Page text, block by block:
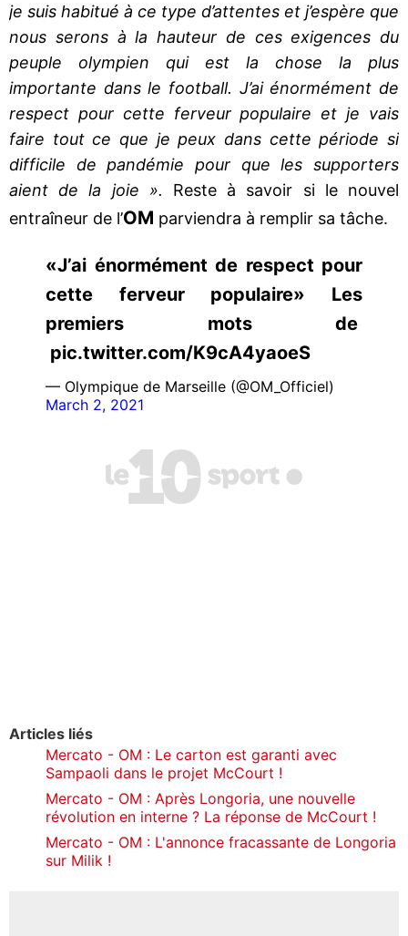
je suis habitué à ce type d’attentes et j’espère que
nous serons à la hauteur de ces exigences du
peuple olympien qui est la chose la plus
importante dans le football. J’ai énormément de
respect pour cette ferveur populaire et je vais
faire tout ce que je peux dans cette période si
difficile de pandémie pour que les supporters
aient de la joie ». Reste à savoir si le nouvel
entraîneur de l’OM parviendra à remplir sa tâche.
«J’ai énormément de respect pour
cette ferveur populaire» Les
premiers mots de
pic.twitter.com/K9cA4yaoeS
— Olympique de Marseille (@OM_Officiel)
March 2, 2021
Articles liés
Mercato - OM : Le carton est garanti avec
Sampaoli dans le projet McCourt !
Mercato - OM : Après Longoria, une nouvelle
révolution en interne ? La réponse de McCourt !
Mercato - OM : L'annonce fracassante de Longoria
sur Milik !